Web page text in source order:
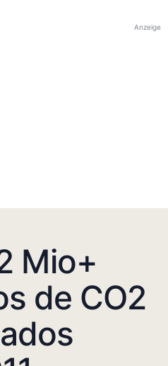
Anzeige
Mio+
de CO2